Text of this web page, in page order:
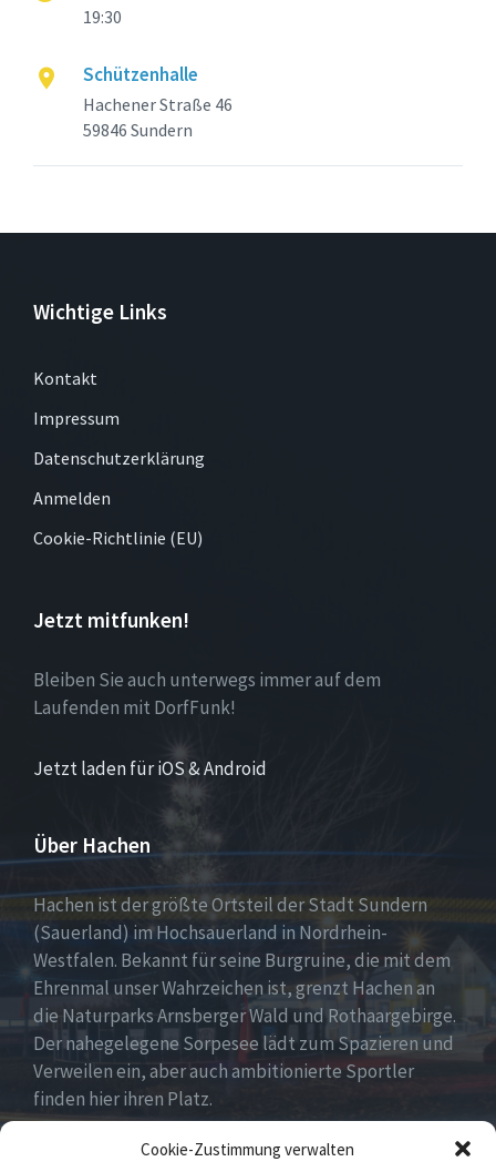
Cookie-Zustimmung verwalten
19:30
Schützenhalle
Hachener Straße 46
59846 Sundern
Wichtige Links
Kontakt
Impressum
Datenschutzerklärung
Anmelden
Cookie-Richtlinie (EU)
Jetzt mitfunken!
Bleiben Sie auch unterwegs immer auf dem
Laufenden mit DorfFunk!
Jetzt laden für iOS & Android
Über Hachen
Hachen ist der größte Ortsteil der Stadt Sundern
(Sauerland) im Hochsauerland in Nordrhein-
Westfalen. Bekannt für seine Burgruine, die mit dem
Ehrenmal unser Wahrzeichen ist, grenzt Hachen an
die Naturparks Arnsberger Wald und Rothaargebirge.
Der nahegelegene Sorpesee lädt zum Spazieren und
Verweilen ein, aber auch ambitionierte Sportler
finden hier ihren Platz.